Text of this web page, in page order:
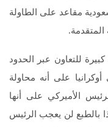
مقاعد على الطاولة
للتعاون عبر الحدود
على أنه محاولة
الأميركي على أنها
بالطبع لن يعجب الرئيس